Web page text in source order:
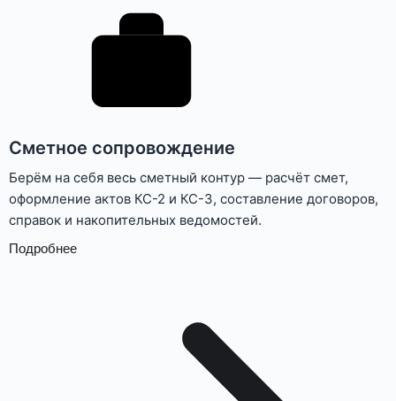
Сметное сопровождение
Берём на себя весь сметный контур — расчёт смет,
оформление актов КС-2 и КС-3, составление договоров,
справок и накопительных ведомостей.
Подробнее